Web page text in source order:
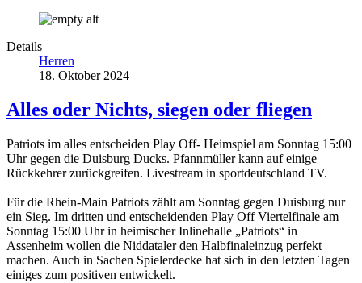
Details
Herren
18. Oktober 2024
Alles oder Nichts, siegen oder fliegen
Patriots im alles entscheiden Play Off- Heimspiel am Sonntag 15:00
Uhr gegen die Duisburg Ducks. Pfannmüller kann auf einige
Rückkehrer zurückgreifen. Livestream in sportdeutschland TV.
Für die Rhein-Main Patriots zählt am Sonntag gegen Duisburg nur
ein Sieg. Im dritten und entscheidenden Play Off Viertelfinale am
Sonntag 15:00 Uhr in heimischer Inlinehalle „Patriots“ in
Assenheim wollen die Niddataler den Halbfinaleinzug perfekt
machen. Auch in Sachen Spielerdecke hat sich in den letzten Tagen
einiges zum positiven entwickelt.